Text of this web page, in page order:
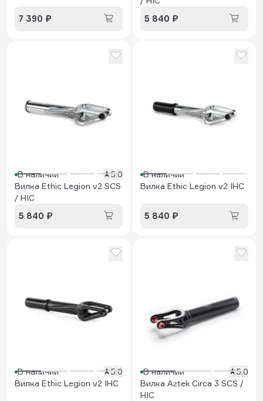
7 390 ₽
5 840 ₽
В наличии
5.0
Вилка Ethic Legion v2 SCS
/ HIC
5 840 ₽
В наличии
Вилка Ethic Legion v2 IHC
5 840 ₽
В наличии
5.0
Вилка Ethic Legion v2 IHC
В наличии
5.0
Вилка Aztek Circa 3 SCS /
HIC